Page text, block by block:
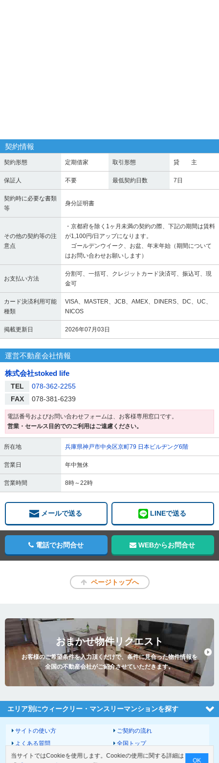
契約情報
契約形態 定期借家 取引形態 貸 主
保証人 不要 最低契約日数 7日
契約時に必要な書類
等
身分証明書
その他の契約等の注
意点
・京都府を除く1ヶ月未満の契約の際、下記の期間は賃料
が1,100円/日アップになります。
ゴールデンウイーク、お盆、年末年始（期間について
はお問い合わせお願いします）
お支払い方法
分割可、一括可、クレジットカード決済可、振込可、現
金可
カード決済利用可能
種類
VISA、MASTER、JCB、AMEX、DINERS、DC、UC、
NICOS
掲載更新日 2026年07月03日
運営不動産会社情報
株式会社stoked life
TEL
078-362-2255
FAX
078-381-6239
電話番号およびお問い合わせフォームは、お客様専用窓口です。
営業・セールス目的でのご利用はご遠慮ください。
所在地 兵庫県神戸市中央区京町79 日本ビルヂング6階
営業日 年中無休
営業時間 8時～22時
メールで送る LINEで送る
電話でお問合せ WEBからお問合せ
ページトップへ
おまかせ物件リクエスト
お客様のご希望条件を入力頂くだけで、条件に見合った物件情報を
全国の不動産会社がご紹介させていただきます。
エリア別にウィークリー・マンスリーマンションを探す
サイトの使い方
ご契約の流れ
よくある質問
全国トップ
サイトマップ
運営会社
当サイトではCookieを使用します。Cookieの使用に関する詳細は
OK